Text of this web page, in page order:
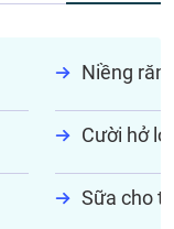
Niềng
Cười hở lợi
Sữa cho